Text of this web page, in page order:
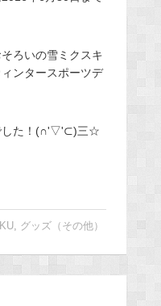
ろいの雪ミクスキ
ンタースポーツデ
した！(∩'▽'⊂)三☆
, グッズ（その他）